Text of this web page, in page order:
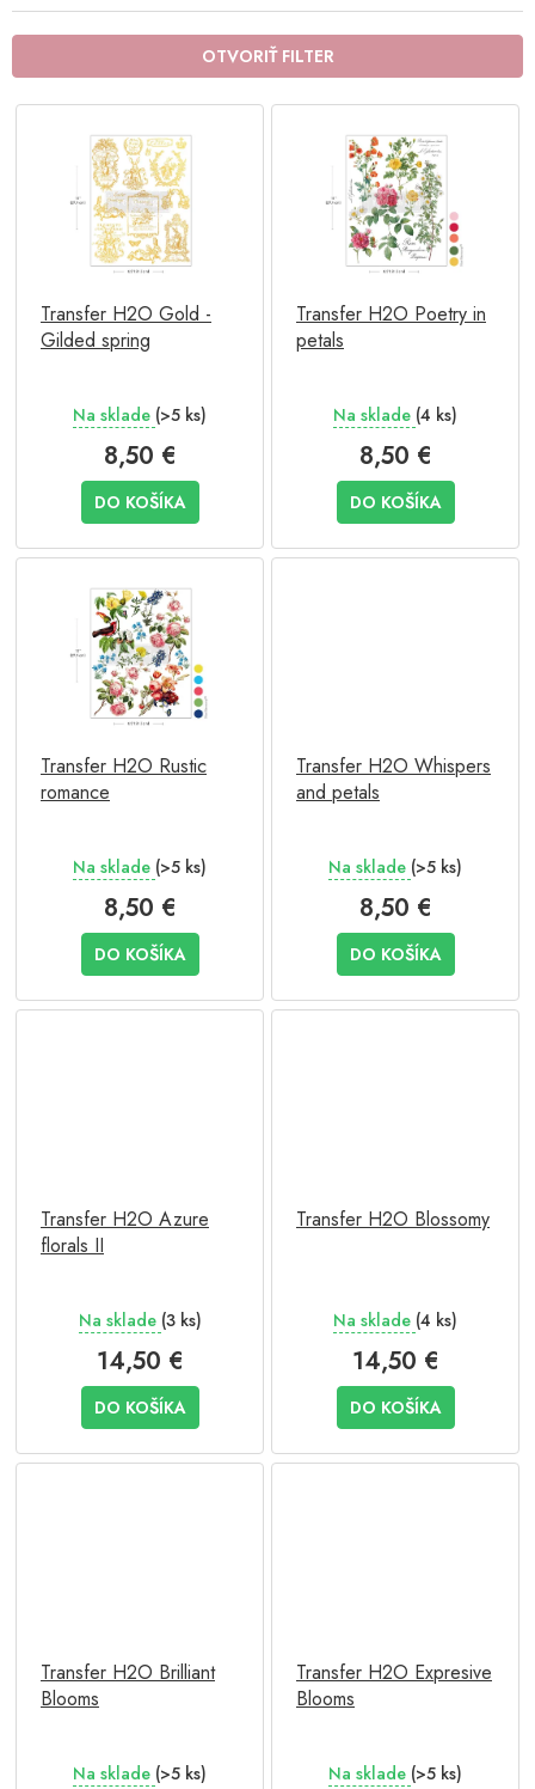
e
n
i
e
OTVORIŤ FILTER
V
Transfer H2O Gold -
Gilded spring
Na sklade (>5 ks)
8,50 €
DO KOŠÍKA
Transfer H2O Poetry in
petals
Na sklade (4 ks)
8,50 €
DO KOŠÍKA
Transfer H2O Rustic
romance
Na sklade (>5 ks)
8,50 €
DO KOŠÍKA
Transfer H2O Whispers
and petals
Na sklade (>5 ks)
8,50 €
DO KOŠÍKA
Transfer H2O Azure
florals II
Na sklade (3 ks)
14,50 €
DO KOŠÍKA
Transfer H2O Blossomy
Na sklade (4 ks)
14,50 €
DO KOŠÍKA
Transfer H2O Brilliant
Blooms
Na sklade (>5 ks)
Transfer H2O Expresive
Blooms
Na sklade (>5 ks)